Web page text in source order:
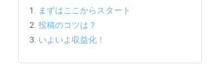
まずはここからスタート
投稿のコツは？
いよいよ収益化！